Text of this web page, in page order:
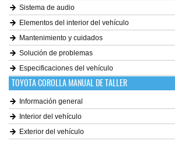
Sistema de audio
Elementos del interior del vehículo
Mantenimiento y cuidados
Solución de problemas
Especificaciones del vehículo
TOYOTA COROLLA MANUAL DE TALLER
Información general
Interior del vehículo
Exterior del vehículo